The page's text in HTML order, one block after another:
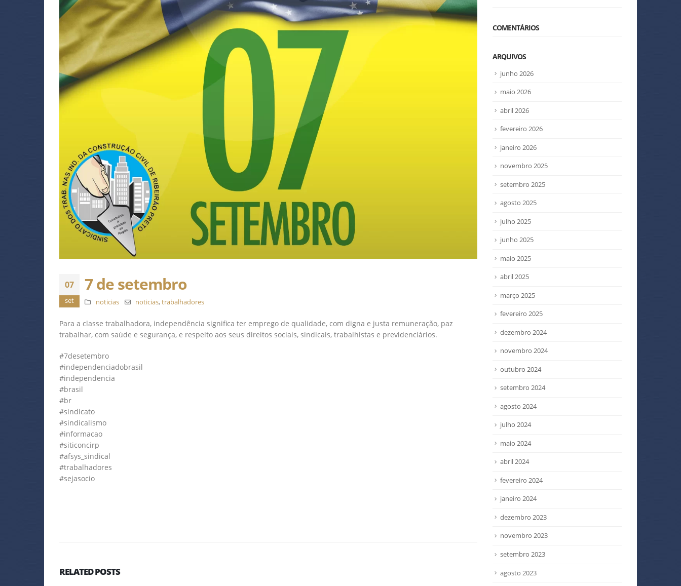
07
set
7 de setembro
noticias noticias,trabalhadores
Para a classe trabalhadora, independência significa ter emprego de qualidade, com digna e justa remuneração, paz
trabalhar, com saúde e segurança, e respeito aos seus direitos sociais, sindicais, trabalhistas e previdenciários.
#7desetembro
#independenciadobrasil
#independencia
#brasil
#br
#sindicato
#sindicalismo
#informacao
#siticoncirp
#afsys_sindical
#trabalhadores
#sejasocio
RELATEDPOSTS
COMENTÁRIOS
ARQUIVOS
junho 2026
maio 2026
abril 2026
fevereiro 2026
janeiro 2026
novembro 2025
setembro 2025
agosto 2025
julho 2025
junho 2025
maio 2025
abril 2025
março 2025
fevereiro 2025
dezembro 2024
novembro 2024
outubro 2024
setembro 2024
agosto 2024
julho 2024
maio 2024
abril 2024
fevereiro 2024
janeiro 2024
dezembro 2023
novembro 2023
setembro 2023
agosto 2023